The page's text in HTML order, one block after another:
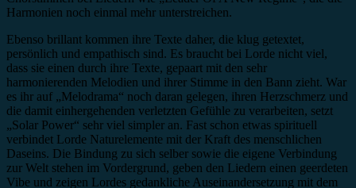
Harmonien noch einmal mehr unterstreichen.
Ebenso brillant kommen ihre Texte daher, die klug getextet,
persönlich und empathisch sind. Es braucht bei Lorde nicht viel,
dass sie einen durch ihre Texte, gepaart mit den sehr
harmonierenden Melodien und ihrer Stimme in den Bann zieht. War
es ihr auf „Melodrama“ noch daran gelegen, ihren Herzschmerz und
die damit einhergehenden verletzten Gefühle zu verarbeiten, setzt
„Solar Power“ sehr viel simpler an. Fast schon etwas spirituell
verbindet Lorde Naturelemente mit der Kraft des menschlichen
Daseins. Die Bindung zu sich selber sowie die eigene Verbindung
zur Welt stehen im Vordergrund, geben den Liedern einen geerdeten
Vibe und zeigen Lordes gedankliche Auseinandersetzung mit dem